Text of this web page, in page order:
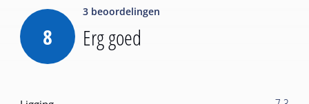
8
3 beoordelingen
Erg goed